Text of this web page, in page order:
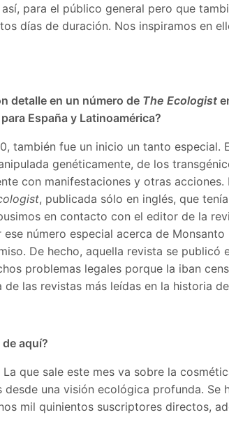
para el público general pero que
días de duración. Nos inspiramos en
detalle en un número de The Ecologist
España y Latinoamérica?
también fue un inicio un tanto especial.
genéticamente, de los
con manifestaciones y otras acciones.
, publicada sólo en inglés, que
en contacto con el editor de la
número especial acerca de Monsanto
De hecho, aquella revista se publicó
problemas legales porque la iban
las revistas más leídas en la historia de
aquí?
que sale este mes va sobre la
una visión ecológica profunda. Se
mil quinientos suscriptores directos,